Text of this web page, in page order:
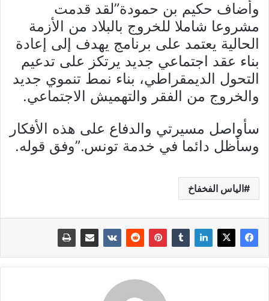
وأضاف حكيم بن حمودة”لقد قدمت
مشروعا شاملا للخروج بالبلاد من الأزمة
الحالية يعتمد على برنامج يهدف إلى إعادة
بناء عقد اجتماعي جديد يرتكز على تدعيم
التحول الديمقراطي، بناء نمط تنموي جديد
والخروج من الفقر والتهميش الاجتماعي.
سأواصل مسيرتي والدفاع على هذه الأفكار
وسأظل دائما في خدمة تونس.”وفق قوله.
الياس الفخفاخ